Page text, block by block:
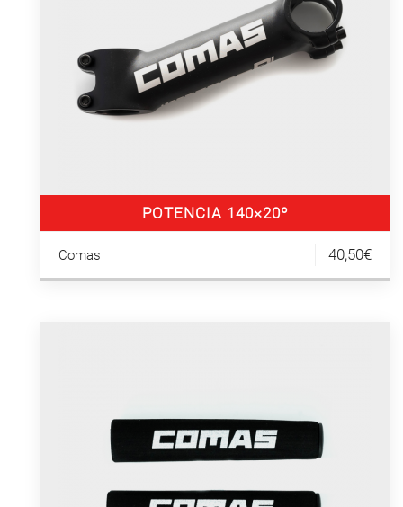
POTENCIA 140×20º
Comas 40,50€